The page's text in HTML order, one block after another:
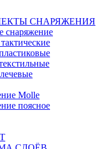
СНАРЯЖЕНИЯ
снаряжение
Molle
поясное